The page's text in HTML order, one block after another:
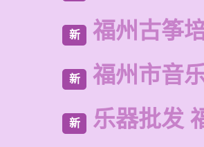
新 福州古筝
新 福州市音
新 乐器批发